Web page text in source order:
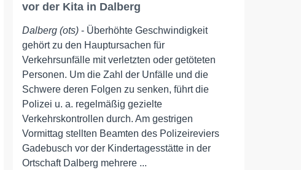
vor der Kita in Dalberg
Dalberg (ots) - Überhöhte Geschwindigkeit
gehört zu den Hauptursachen für
Verkehrsunfälle mit verletzten oder getöteten
Personen. Um die Zahl der Unfälle und die
Schwere deren Folgen zu senken, führt die
Polizei u. a. regelmäßig gezielte
Verkehrskontrollen durch. Am gestrigen
Vormittag stellten Beamten des Polizeireviers
Gadebusch vor der Kindertagesstätte in der
Ortschaft Dalberg mehrere ...